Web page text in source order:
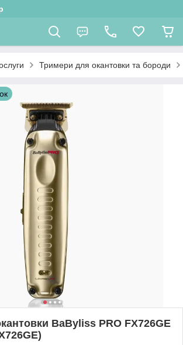
Тримери для окантовки та бороди
BaByliss PRO FX726GE